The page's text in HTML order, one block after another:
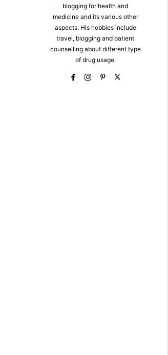
blogging for health and
medicine and its various other
aspects. His hobbies include
travel, blogging and patient
counselling about different type
of drug usage.